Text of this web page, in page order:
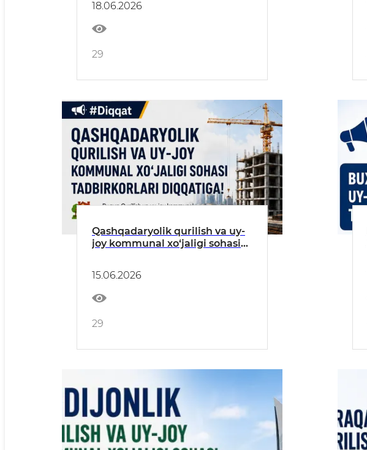
18.06.2026
29
Qashqadaryolik qurilish va uy-
joy kommunal xo‘jaligi sohasi
15.06.2026
29